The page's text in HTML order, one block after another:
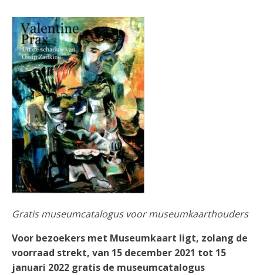
Gratis museumcatalogus voor museumkaarthouders
Voor bezoekers met Museumkaart ligt, zolang de
voorraad strekt, van 15 december 2021 tot 15
januari 2022 gratis de museumcatalogus